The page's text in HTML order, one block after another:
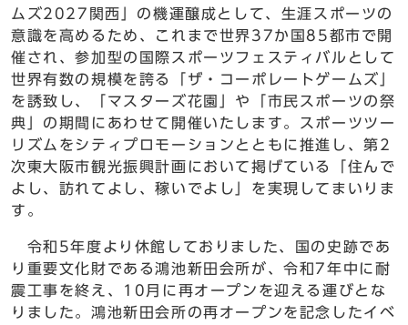
ムズ2027関西」の機運醸成として、生涯スポーツの
意識を高めるため、これまで世界37か国85都市で開
催され、参加型の国際スポーツフェスティバルとして
世界有数の規模を誇る「ザ・コーポレートゲームズ」
を誘致し、「マスターズ花園」や「市民スポーツの祭
典」の期間にあわせて開催いたします。スポーツツー
リズムをシティプロモーションとともに推進し、第2
次東大阪市観光振興計画において掲げている「住んで
よし、訪れてよし、稼いでよし」を実現してまいりま
す。
令和5年度より休館しておりました、国の史跡であ
り重要文化財である鴻池新田会所が、令和7年中に耐
震工事を終え、10月に再オープンを迎える運びとな
りました。鴻池新田会所の再オープンを記念したイベ